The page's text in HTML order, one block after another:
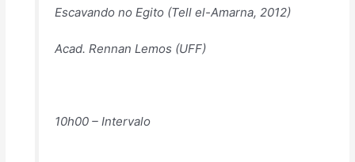
Escavando no Egito (Tell el-Amarna, 2012)
Acad. Rennan Lemos (UFF)
10h00 – Intervalo